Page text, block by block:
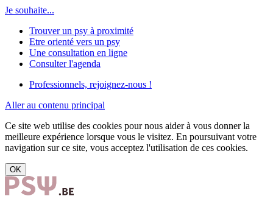
Je souhaite...
Trouver un psy à proximité
Etre orienté vers un psy
Une consultation en ligne
Consulter l'agenda
Professionnels, rejoignez-nous !
Aller au contenu principal
Ce site web utilise des cookies pour nous aider à vous donner la
meilleure expérience lorsque vous le visitez. En poursuivant votre
navigation sur ce site, vous acceptez l'utilisation de ces cookies.
OK